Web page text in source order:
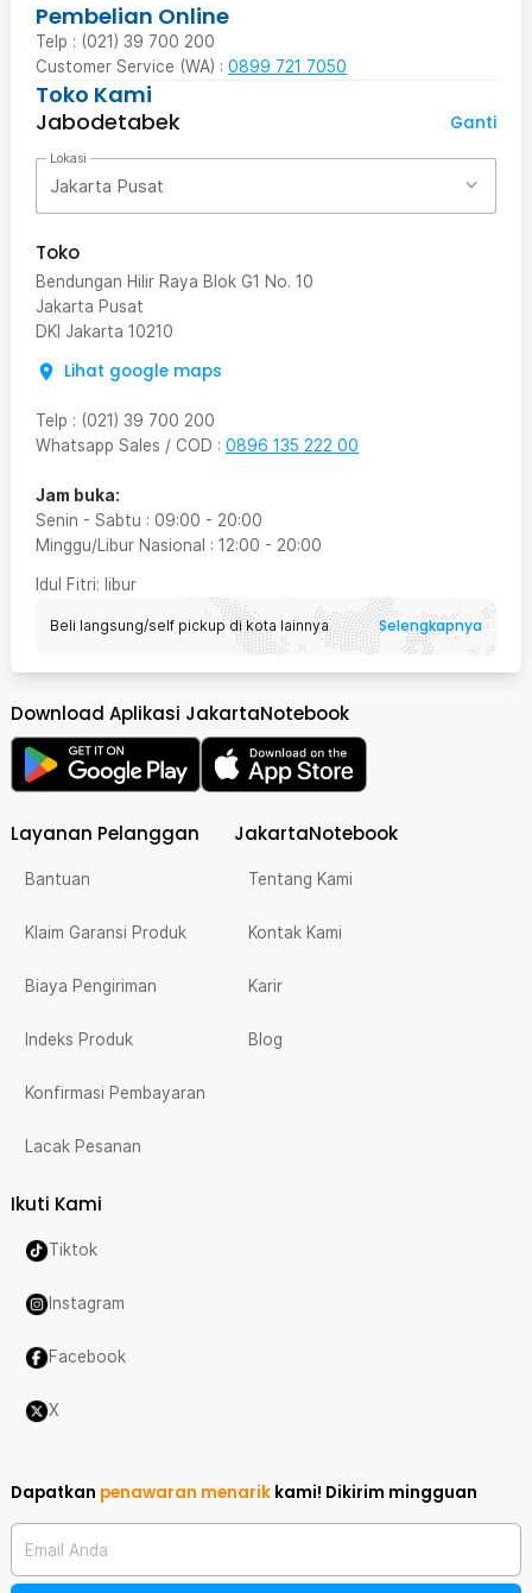
Pembelian Online
Telp : (021) 39 700 200
Customer Service (WA) : 0899 721 7050
Toko Kami
Jabodetabek
Ganti
Lokasi
Jakarta Pusat
Toko
Bendungan Hilir Raya Blok G1 No. 10
Jakarta Pusat
DKI Jakarta 10210
Lihat google maps
Telp : (021) 39 700 200
Whatsapp Sales / COD : 0896 135 222 00
Jam buka:
Senin - Sabtu : 09:00 - 20:00
Minggu/Libur Nasional : 12:00 - 20:00
Idul Fitri: libur
Beli langsung/self pickup di kota lainnya Selengkapnya
Download Aplikasi JakartaNotebook
Layanan Pelanggan
Bantuan
Klaim Garansi Produk
Biaya Pengiriman
Indeks Produk
Konfirmasi Pembayaran
Lacak Pesanan
JakartaNotebook
Tentang Kami
Kontak Kami
Karir
Blog
Ikuti Kami
Tiktok
Instagram
Facebook
X
Dapatkan penawaran menarik kami! Dikirim mingguan
Email Anda